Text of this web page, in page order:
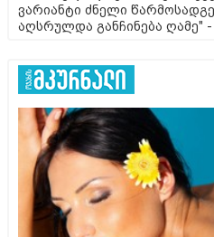
ვარიანტი ძნელი
აღსრულდა განჩინება ღამე" -